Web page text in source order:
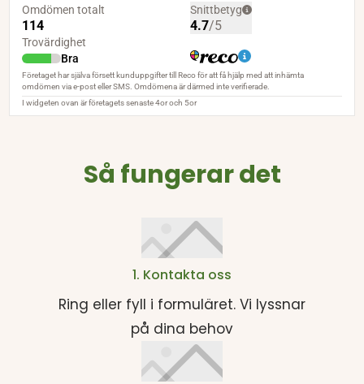
Så fungerar det
1. Kontakta oss
Ring eller fyll i formuläret. Vi lyssnar
på dina behov